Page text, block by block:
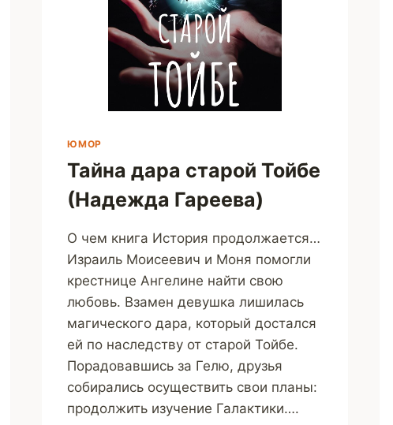
ЮМОР
Тайна дара старой Тойбе
(Надежда Гареева)
О чем книга История продолжается…
Израиль Моисеевич и Моня помогли
крестнице Ангелине найти свою
любовь. Взамен девушка лишилась
магического дара, который достался
ей по наследству от старой Тойбе.
Порадовавшись за Гелю, друзья
собирались осуществить свои планы:
продолжить изучение Галактики….